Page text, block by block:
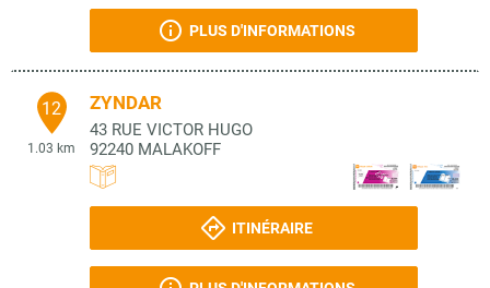
PLUS D'INFORMATIONS
12
1.03 km
ZYNDAR
43 RUE VICTOR HUGO
92240 MALAKOFF
ITINÉRAIRE